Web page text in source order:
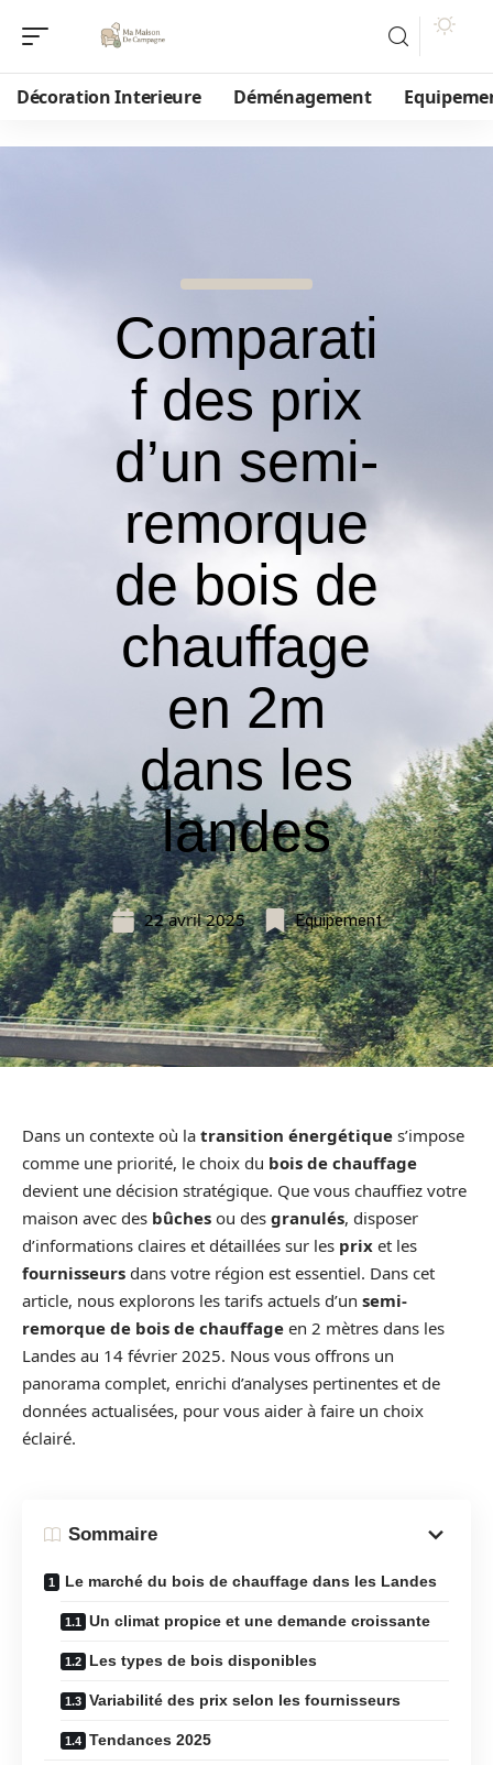
Décoration Interieure Déménagement
Comparati
f des prix
d’un semi-
remorque
de bois de
chauffage
en 2m
dans les
landes
22 avril 2025 Equipement
Dans un contexte où la transition énergétique s’impose
comme une priorité, le choix du bois de chauffage
devient une décision stratégique. Que vous chauffiez votre
maison avec des bûches ou des granulés, disposer
d’informations claires et détaillées sur les prix et les
fournisseurs dans votre région est essentiel. Dans cet
article, nous explorons les tarifs actuels d’un semi-
remorque de bois de chauffage en 2 mètres dans les
Landes au 14 février 2025. Nous vous offrons un
panorama complet, enrichi d’analyses pertinentes et de
données actualisées, pour vous aider à faire un choix
éclairé.
Sommaire
Le marché du bois de chauffage dans les Landes
Un climat propice et une demande croissante
Les types de bois disponibles
Variabilité des prix selon les fournisseurs
Tendances 2025